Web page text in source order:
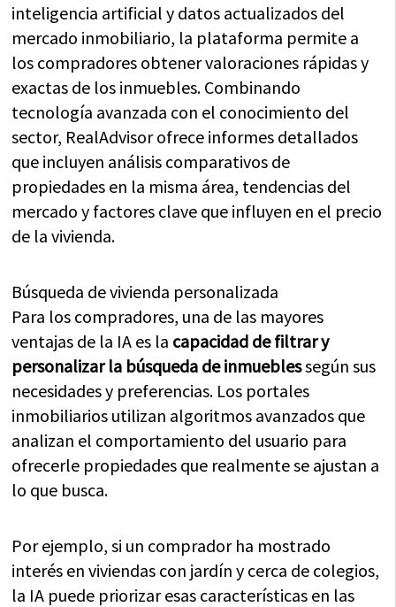
inteligencia artificial y datos actualizados del
mercado inmobiliario, la plataforma permite a
los compradores obtener valoraciones rápidas y
exactas de los inmuebles. Combinando
tecnología avanzada con el conocimiento del
sector, RealAdvisor ofrece informes detallados
que incluyen análisis comparativos de
propiedades en la misma área, tendencias del
mercado y factores clave que influyen en el precio
de la vivienda.
Búsqueda de vivienda personalizada
Para los compradores, una de las mayores
ventajas de la IA es la capacidad de filtrar y
personalizar la búsqueda de inmueblessegún sus
necesidades y preferencias. Los portales
inmobiliarios utilizan algoritmos avanzados que
analizan el comportamiento del usuario para
ofrecerle propiedades que realmente se ajustan a
lo que busca.
Por ejemplo, si un comprador ha mostrado
interés en viviendas con jardín y cerca de colegios,
la IA puede priorizar esas características en las